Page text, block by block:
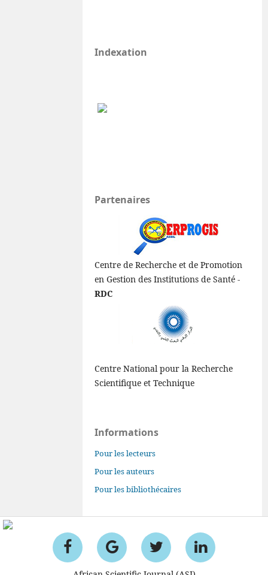
Indexation
Partenaires
Centre de Recherche et de Promotion
en Gestion des Institutions de Santé -
RDC
Centre National pour la Recherche
Scientifique et Technique
Informations
Pour les lecteurs
Pour les auteurs
Pour les bibliothécaires